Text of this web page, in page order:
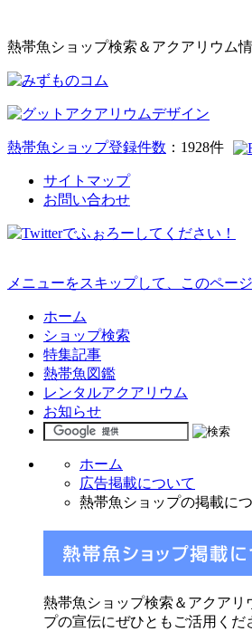
熱帯魚ショップ検索＆アクアリウム
熱帯魚ショップ登録件数 ： 1928件
サイトマップ
お問い合わせ
メニューをスキップして、このペー
ホーム
ショップ検索
特集記事
熱帯魚図鑑
レンタルアクアリウム
お知らせ
ホーム
広告掲載について
熱帯魚ショップの掲載に
熱帯魚ショップ検索＆アクア
プの宣伝にぜひともご活用くだ